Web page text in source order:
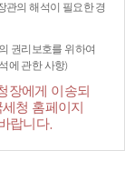
관의 해석이 필요한 경
권리보호를 위하여
에 관한 사항)
장에게 이송되
청 홈페이지
랍니다.